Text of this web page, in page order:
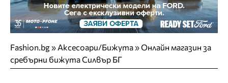
Fashion.bg» Аксесоари/Бижута»Онлайн магазин за
сребърни бижута Силвър БГ